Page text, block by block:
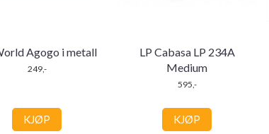
Agogo i metall
249,-
KJØP
LP Cabasa LP 234A
Medium
595,-
KJØP